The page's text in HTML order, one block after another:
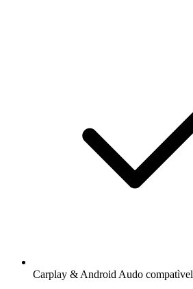
Carplay & Android Audo compatìvel